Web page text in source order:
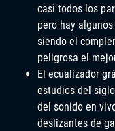
casi todos los
pero hay
siendo el
peligrosa el
El ecualizador
estudios del
del sonido en
deslizantes de